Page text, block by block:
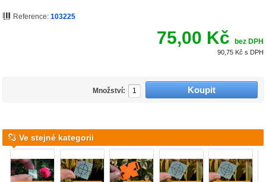
Reference: 103225
75,00 Kč bez DPH
90,75 Kč s DPH
Množství:
Ve stejné kategorii